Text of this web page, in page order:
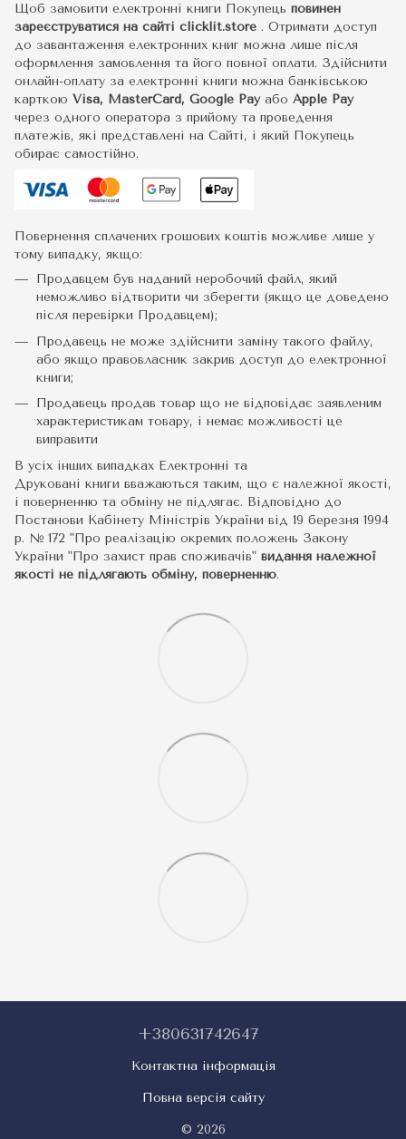
Щоб замовити електронні книги Покупець повинен
зареєструватися на сайті clicklit.store . Отримати доступ
до завантаження електронних книг можна лише після
оформлення замовлення та його повної оплати. Здійснити
онлайн-оплату за електронні книги можна банківською
карткою Visa, MasterCard, Google Pay або Apple Pay
через одного оператора з прийому та проведення
платежів, які представлені на Сайті, і який Покупець
обирає самостійно.
Повернення сплачених грошових коштів можливе лише у
тому випадку, якщо:
Продавцем був наданий неробочий файл, який
неможливо відтворити чи зберегти (якщо це доведено
після перевірки Продавцем);
Продавець не може здійснити заміну такого файлу,
або якщо правовласник закрив доступ до електронної
книги;
Продавець продав товар що не відповідає заявленим
характеристикам товару, і немає можливості це
виправити
В усіх інших випадках Електронні та
Друковані книги вважаються таким, що є належної якості,
і поверненню та обміну не підлягає. Відповідно до
Постанови Кабінету Міністрів України від 19 березня 1994
р. № 172 "Про реалізацію окремих положень Закону
України "Про захист прав споживачів" видання належної
якості не підлягають обміну, поверненню.
+380631742647
Контактна інформація
Повна версія сайту
© 2026